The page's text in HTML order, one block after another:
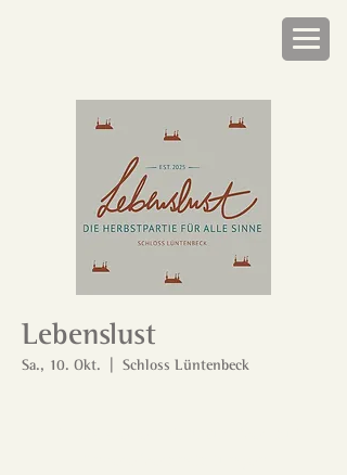
Lebenslust
Sa., 10. Okt. Schloss Lüntenbeck